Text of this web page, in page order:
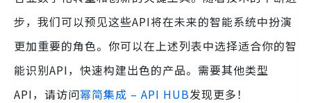
步，我们可以预见这些API将在未来的智能系统中扮演
更加重要的角色。你可以在上述列表中选择适合你的智
能识别API，快速构建出色的产品。需要其他类型
API，请访问幂简集成 – API HUB发现更多！